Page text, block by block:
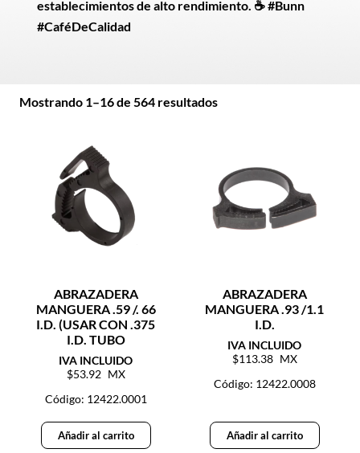
establecimientos de alto rendimiento. ☕ #Bunn
#CaféDeCalidad
Mostrando 1–16 de 564 resultados
ABRAZADERA
MANGUERA .59 /. 66
I.D. (USAR CON .375
I.D. TUBO
53.92
Código: 12422.0001
Añadir al carrito
ABRAZADERA
MANGUERA .93 /1.1
I.D.
113.38
Código: 12422.0008
Añadir al carrito